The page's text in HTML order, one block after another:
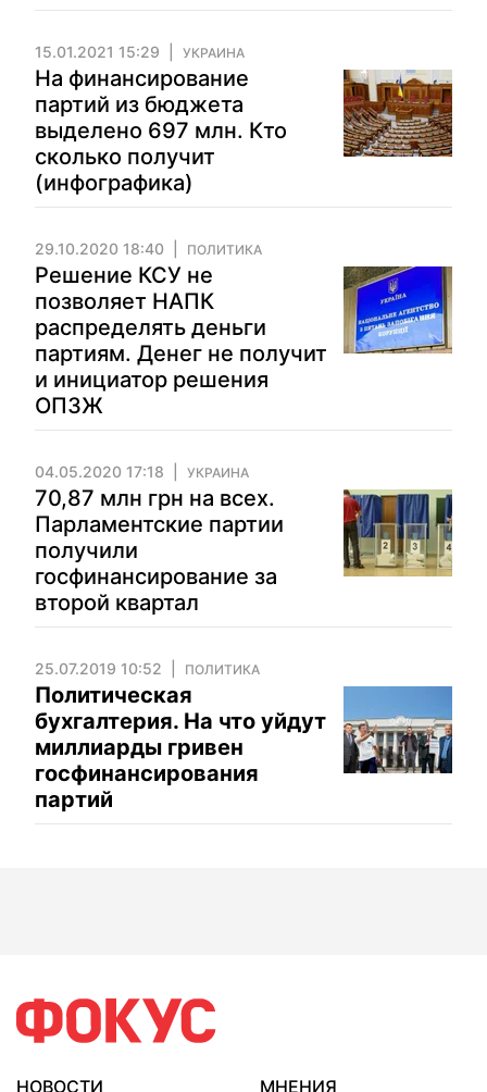
15.01.2021 15:29 УКРАИНА
На финансирование
партий из бюджета
выделено 697 млн. Кто
сколько получит
(инфографика)
29.10.2020 18:40 ПОЛИТИКА
Решение КСУ не
позволяет НАПК
распределять деньги
партиям. Денег не получит
и инициатор решения
ОПЗЖ
04.05.2020 17:18 УКРАИНА
70,87 млн грн на всех.
Парламентские партии
получили
госфинансирование за
второй квартал
25.07.2019 10:52 ПОЛИТИКА
Политическая
бухгалтерия. На что уйдут
миллиарды гривен
госфинансирования
партий
НОВОСТИ
МНЕНИЯ